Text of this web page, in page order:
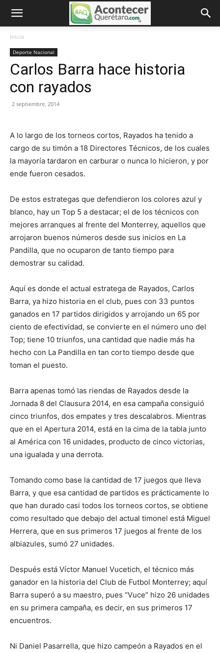
Inicio
Deporte Nacional
Carlos Barra hace historia
con rayados
2 septiembre, 2014
A lo largo de los torneos cortos, Rayados ha tenido a
cargo de su timón a 18 Directores Técnicos, de los cuales
la mayoría tardaron en carburar o nunca lo hicieron, y por
ende fueron cesados.
De estos estrategas que defendieron los colores azul y
blanco, hay un Top 5 a destacar; el de los técnicos con
mejores arranques al frente del Monterrey, aquellos que
arrojaron buenos números desde sus inicios en La
Pandilla, que no ocuparon de tanto tiempo para
demostrar su calidad.
Aquí es donde el actual estratega de Rayados, Carlos
Barra, ya hizo historia en el club, pues con 33 puntos
ganados en 17 partidos dirigidos y arrojando un 65 por
ciento de efectividad, se convierte en el número uno del
Top; tiene 10 triunfos, una cantidad que nadie más ha
hecho con La Pandilla en tan corto tiempo desde que
toman el puesto.
Barra apenas tomó las riendas de Rayados desde la
Jornada 8 del Clausura 2014, en esa campaña consiguió
cinco triunfos, dos empates y tres descalabros. Mientras
que en el Apertura 2014, está en la cima de la tabla junto
al América con 16 unidades, producto de cinco victorias,
una igualada y una derrota.
Tomando como base la cantidad de 17 juegos que lleva
Barra, y que esa cantidad de partidos es prácticamente lo
que han durado casi todos los torneos cortos, se obtiene
como resultado que debajo del actual timonel está Miguel
Herrera, que en sus primeros 17 juegos al frente de los
albiazules, sumó 27 unidades.
Después está Víctor Manuel Vucetich, el técnico más
ganador en la historia del Club de Futbol Monterrey; aquí
Barra superó a su maestro, pues “Vuce” hizo 26 unidades
en su primera campaña, es decir, en sus primeros 17
encuentros.
Ni Daniel Pasarrella, que hizo campeón a Rayados en el